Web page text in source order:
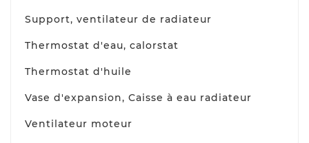
Support, ventilateur de radiateur
Thermostat d'eau, calorstat
Thermostat d'huile
Vase d'expansion, Caisse à eau radiateur
Ventilateur moteur